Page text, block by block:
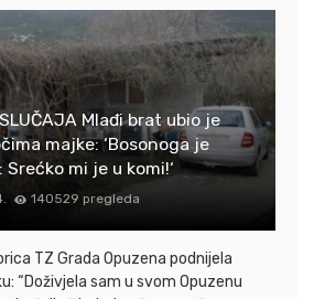
SLUČAJA Mlađi brat ubio je
majke: ‘Bosonoga je
mi je u komi!‘
140529 pregleda
TZ Grada Opuzena podnijela
“Doživjela sam u svom Opuzenu